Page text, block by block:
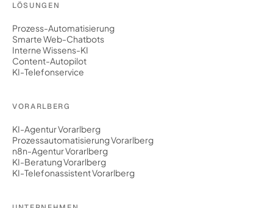
LÖSUNGEN
Prozess-Automatisierung
Smarte Web-Chatbots
Interne Wissens-KI
Content-Autopilot
KI-Telefonservice
VORARLBERG
KI-Agentur Vorarlberg
Prozessautomatisierung Vorarlberg
n8n-Agentur Vorarlberg
KI-Beratung Vorarlberg
KI-Telefonassistent Vorarlberg